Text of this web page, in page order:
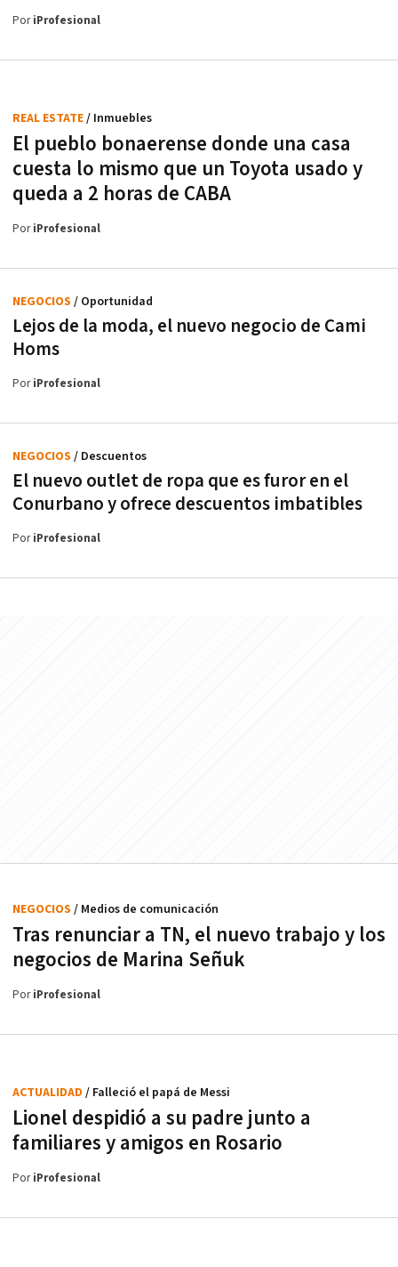
PoriProfesional
El pueblo bonaerense donde una casa
cuesta lo mismo que un Toyota usado y
queda a 2 horas de CABA
REAL ESTATE/ Inmuebles
PoriProfesional
Lejos de la moda, el nuevo negocio de Cami
Homs
NEGOCIOS / Oportunidad
PoriProfesional
El nuevo outlet de ropa que es furor en el
Conurbano y ofrece descuentos imbatibles
NEGOCIOS / Descuentos
PoriProfesional
Tras renunciar a TN, el nuevo trabajo y los
negocios de Marina Señuk
NEGOCIOS / Medios de comunicación
PoriProfesional
Lionel despidió a su padre junto a
familiares y amigos en Rosario
ACTUALIDAD / Falleció el papá de Messi
PoriProfesional